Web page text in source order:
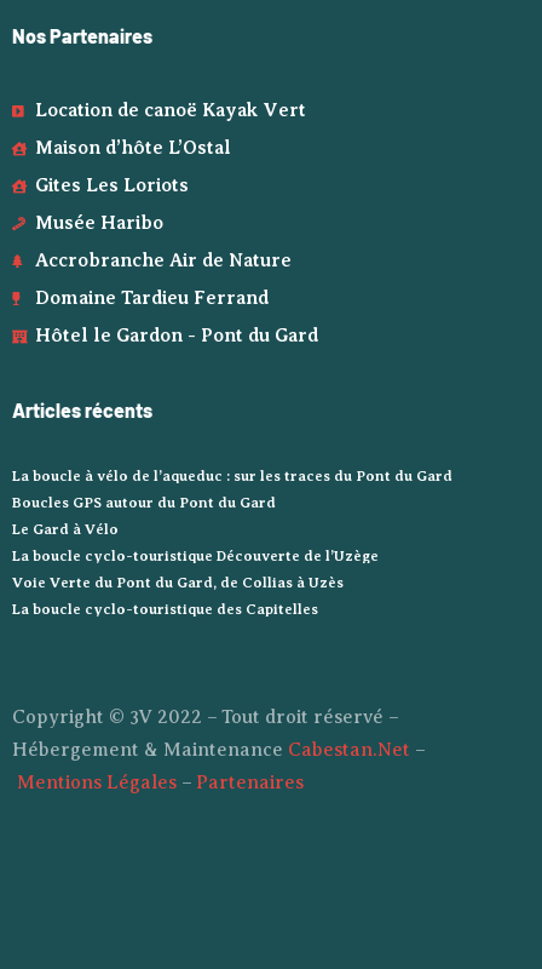
Nos Partenaires
Location de canoë Kayak Vert
Maison d’hôte L’Ostal
Gites Les Loriots
Musée Haribo
Accrobranche Air de Nature
Domaine Tardieu Ferrand
Hôtel le Gardon - Pont du Gard
Articles récents
La boucle à vélo de l’aqueduc : sur les traces du Pont du Gard
Boucles GPS autour du Pont du Gard
Le Gard à Vélo
La boucle cyclo-touristique Découverte de l’Uzège
Voie Verte du Pont du Gard, de Collias à Uzès
La boucle cyclo-touristique des Capitelles
Copyright © 3V 2022 – Tout droit réservé –
Hébergement & Maintenance Cabestan.Net –
Mentions Légales – Partenaires